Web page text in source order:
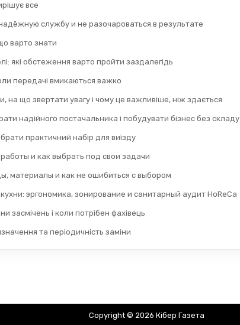
все
службу и не разочароваться в результате
варто знати
які обстеження варто пройти заздалегідь
передачі вмикаються важко
на що звертати увагу і чому це важливіше, ніж здається
надійного постачальника і побудувати бізнес без складу
практичний набір для виїзду
и как выбрать под свои задачи
материалы и как не ошибиться с выбором
эргономика, зонирование и санитарный аудит HoReCa
засмічень і коли потрібен фахівець
та періодичність заміни
Copyright © 2026 Кібер Газета